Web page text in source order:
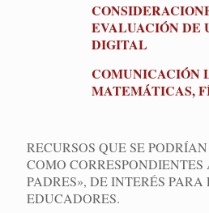
EVALUACIÓN DE
DIGITAL
COMUNICACIÓN
MATEMÁTICAS,
RECURSOS QUE SE
COMO
PADRES», DE INTERÉS
EDUCADORES.